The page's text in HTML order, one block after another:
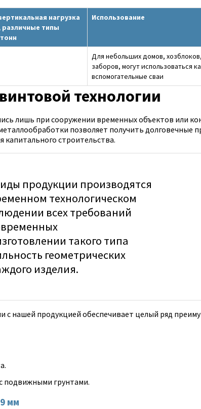
нагрузка
различные типы
Использование
Для небольших домов,
заборов, могут использоваться
вспомогательные сваи
технологии
лишь при сооружении временных объектов или
позволяет получить долговечные
капитального строительства.
продукции производятся
технологическом
всех требований
такого типа
геометрических
изделия.
с нашей продукцией обеспечивает целый ряд
подвижными грунтами.
мм